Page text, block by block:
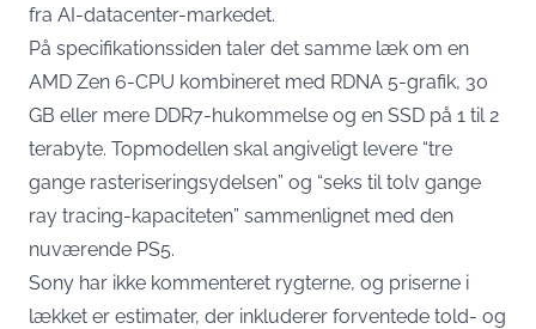
fra AI-datacenter-markedet.
På specifikationssiden taler det samme læk om en
AMD Zen 6-CPU kombineret med RDNA 5-grafik, 30
GB eller mere DDR7-hukommelse og en SSD på 1 til 2
terabyte. Topmodellen skal angiveligt levere “tre
gange rasteriseringsydelsen” og “seks til tolv gange
ray tracing-kapaciteten” sammenlignet med den
nuværende PS5.
Sony har ikke kommenteret rygterne, og priserne i
lækket er estimater, der inkluderer forventede told- og